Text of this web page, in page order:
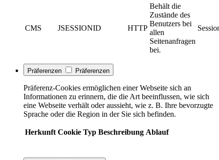
CMS JSESSIONID HTTP
Behält die
Zustände des
Benutzers bei
allen
Seitenanfragen
bei.
Präferenzen Präferenzen
Präferenz-Cookies ermöglichen einer Webseite sich an
Informationen zu erinnern, die die Art beeinflussen, wie sich
eine Webseite verhält oder aussieht, wie z. B. Ihre bevorzugte
Sprache oder die Region in der Sie sich befinden.
Herkunft Cookie Typ Beschreibung Ablauf